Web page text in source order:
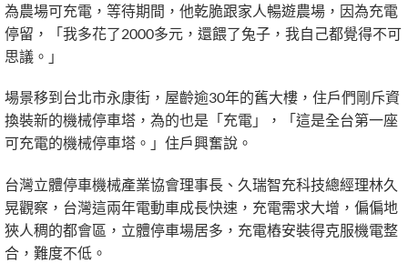
為農場可充電，等待期間，他乾脆跟家人暢遊農場，因為充電
停留，「我多花了2000多元，還餵了兔子，我自己都覺得不可
思議。」
場景移到台北市永康街，屋齡逾30年的舊大樓，住戶們剛斥資
換裝新的機械停車塔，為的也是「充電」，「這是全台第一座
可充電的機械停車塔。」住戶興奮說。
台灣立體停車機械產業協會理事長、久瑞智充科技總經理林久
晃觀察，台灣這兩年電動車成長快速，充電需求大增，偏偏地
狹人稠的都會區，立體停車場居多，充電樁安裝得克服機電整
合，難度不低。